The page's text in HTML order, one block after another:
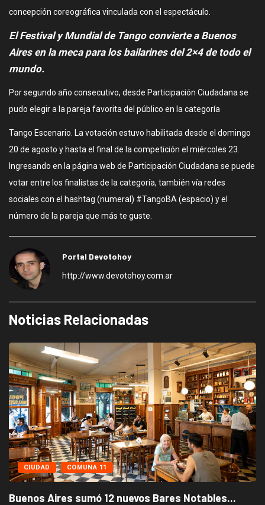
concepción coreográfica vinculada con el espectáculo.
El Festival y Mundial de Tango convierte a Buenos
Aires en la meca para los bailarines del 2×4 de todo el
mundo.
Por segundo año consecutivo, desde Participación Ciudadana se
pudo elegir a la pareja favorita del público en la categoría
Tango Escenario. La votación estuvo habilitada desde el domingo
20 de agosto y hasta el final de la competición el miércoles 23.
Ingresando en la página web de Participación Ciudadana se puede
votar entre los finalistas de la categoría, también vía redes
sociales con el hashtag (numeral) #TangoBA (espacio) y el
número de la pareja que más te guste.
Portal Devotohoy
http://www.devotohoy.com.ar
Noticias Relacionadas
CIUDAD COMUNA 11
Buenos Aires sumó 12 nuevos Bares Notables...